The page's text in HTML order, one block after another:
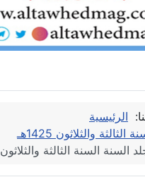
الرئيسية
الثالثة والثلاثون 1425هـ
السنة السنة الثالثة والثلاثون -